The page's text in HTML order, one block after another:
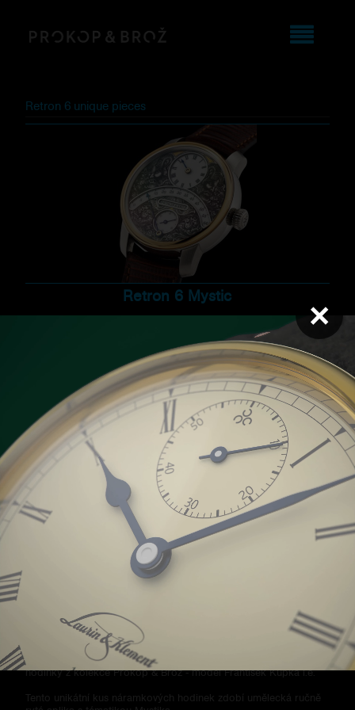
×
Retron 6 unique pieces
Retron 6 Mystic
Retron 6 Dragon
Retrone - hodinky jejichž název je inspirován retrospektivním
stylem hodinek regulátorového typu a zároveň retrográdním
mechanismem minutové ručky. Strojek těchto hodinek - kalibr
PB23, s mimostřednou sekundovou ručkou nad 6.
hodinou, využívá podobné technické řešení jako nejprestižnější
hodinky z kolekce Prokop & Brož - model František Kupka l.e.
Tento unikátní kus náramkových hodinek zdobí umělecká ručně